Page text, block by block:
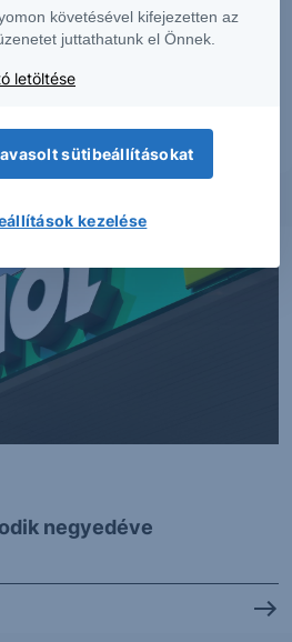
vagy részleges – felhasználása,
terjesztése kizárólag a Társaság
A jelen dokumentumban foglaltak
További részletek:
oldalon, illetve a Társaság ügyletek előtti
negyedéve
követésével kifejezetten az
juttathatunk el Önnek.
letöltése
sütibeállításokat
kezelése